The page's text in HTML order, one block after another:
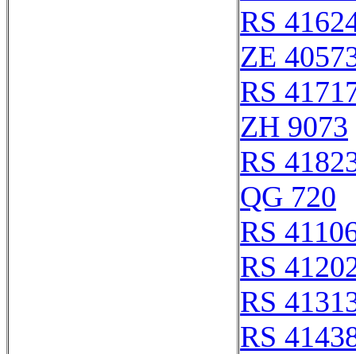
RS
ZE
RS
ZH 9073
RS
QG 720
RS
RS
RS
RS